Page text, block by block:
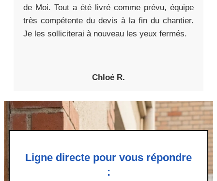
de Moi. Tout a été livré comme prévu, équipe
très compétente du devis à la fin du chantier.
Je les solliciterai à nouveau les yeux fermés.
Chloé R.
Ligne directe pour vous répondre
: